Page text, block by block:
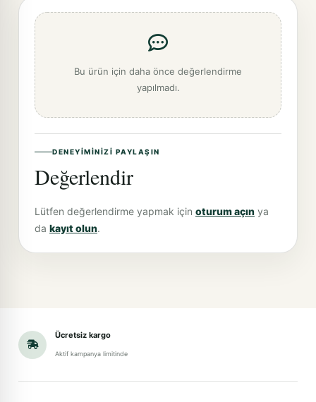
Bu ürün için daha önce değerlendirme
yapılmadı.
DENEYIMINIZI PAYLAŞIN
Değerlendir
Lütfen değerlendirme yapmak için oturum açın ya
da kayıt olun.
Ücretsiz kargo
Aktif kampanya limitinde